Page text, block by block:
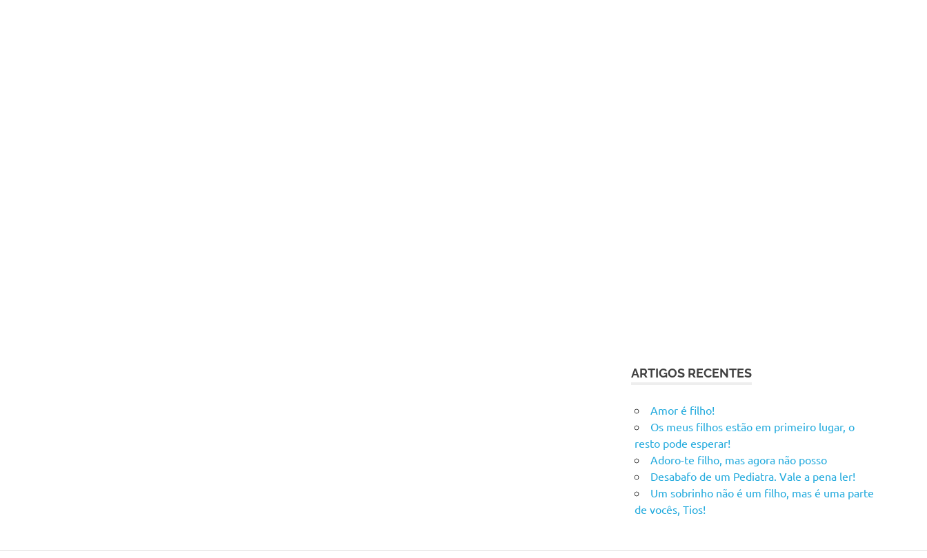
ARTIGOS RECENTES
Amor é filho!
Os meus filhos estão em primeiro lugar, o
resto pode esperar!
Adoro-te filho, mas agora não posso
Desabafo de um Pediatra. Vale a pena ler!
Um sobrinho não é um filho, mas é uma parte
de vocês, Tios!